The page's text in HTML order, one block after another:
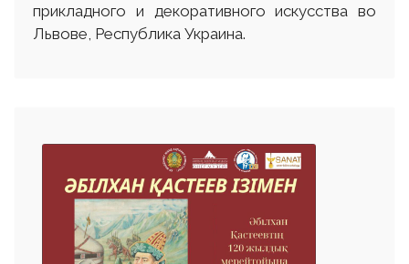
прикладного и декоративного искусства во
Львове, Республика Украина.